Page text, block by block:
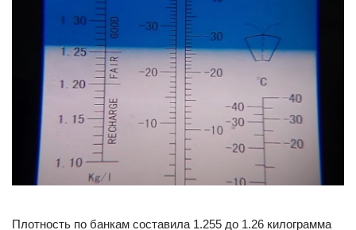
Плотность по банкам составила 1.255 до 1.26 килограмма